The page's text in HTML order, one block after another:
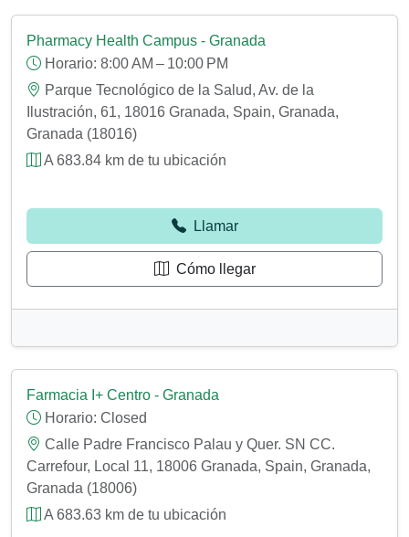
Pharmacy Health Campus - Granada
Horario: 8:00 AM – 10:00 PM
Parque Tecnológico de la Salud, Av. de la
Ilustración, 61, 18016 Granada, Spain, Granada,
Granada (18016)
A 683.84 km de tu ubicación
Llamar
Cómo llegar
Farmacia I+ Centro - Granada
Horario: Closed
Calle Padre Francisco Palau y Quer. SN CC.
Carrefour, Local 11, 18006 Granada, Spain, Granada,
Granada (18006)
A 683.63 km de tu ubicación